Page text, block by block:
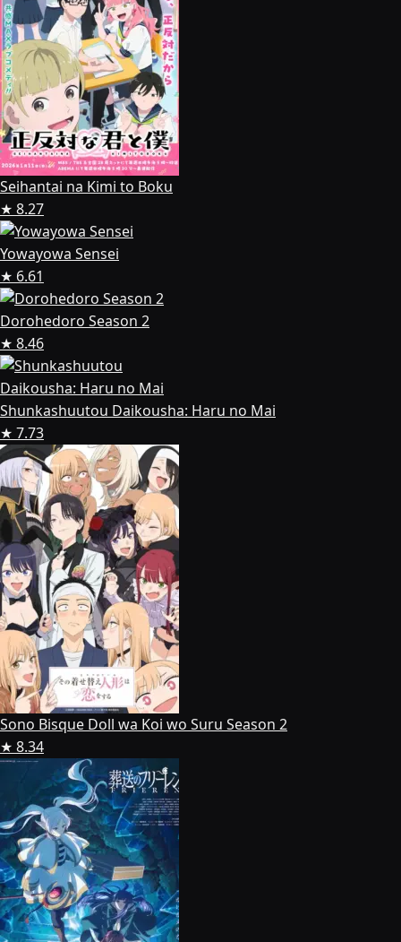
Seihantai na Kimi to Boku
★ 8.27
Yowayowa Sensei
★ 6.61
Dorohedoro Season 2
★ 8.46
Shunkashuutou Daikousha: Haru no Mai
★ 7.73
Sono Bisque Doll wa Koi wo Suru Season 2
★ 8.34